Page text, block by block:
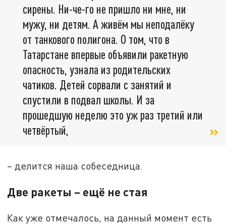
сирены. Ни-че-го не пришло ни мне, ни
мужу, ни детям. А живём мы неподалёку
от танкового полигона. О том, что в
Татарстане впервые объявили ракетную
опасность, узнала из родительских
чатиков. Детей сорвали с занятий и
спустили в подвал школы. И за
прошедшую неделю это уж раз третий или
четвёртый,
– делится наша собеседница.
Две ракеты – ещё не стая
Как уже отмечалось, на данный момент есть